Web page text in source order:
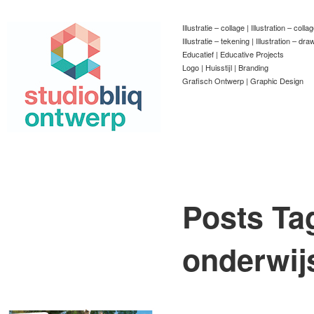
Illustratie – collage | Illustration –
Illustratie – tekening | Illustration –
Educatief | Educative Projects
Logo | Huisstijl | Branding
Grafisch Ontwerp | Graphic Design
Posts